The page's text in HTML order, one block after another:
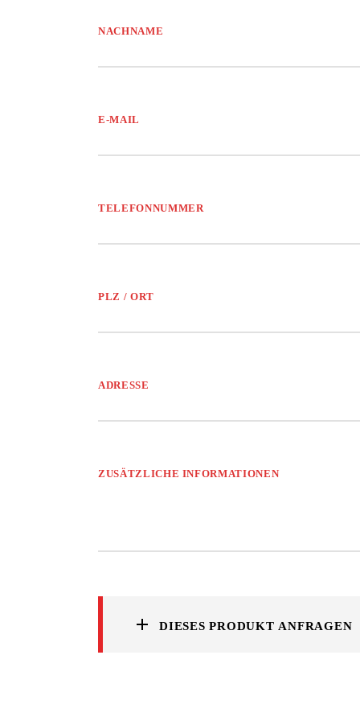
NACHNAME
E-MAIL
TELEFONNUMMER
PLZ / ORT
ADRESSE
ZUSÄTZLICHE INFORMATIONEN
DIESES PRODUKT ANFRAGEN